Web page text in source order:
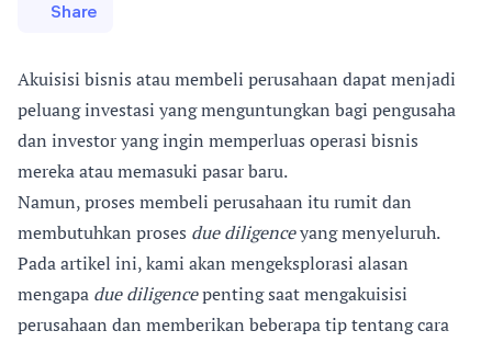
Share
Akuisisi bisnis atau membeli perusahaan dapat menjadi
peluang investasi yang menguntungkan bagi pengusaha
dan investor yang ingin memperluas operasi bisnis
mereka atau memasuki pasar baru.
Namun, proses membeli perusahaan itu rumit dan
membutuhkan proses due diligenceyang menyeluruh.
Pada artikel ini, kami akan mengeksplorasi alasan
mengapa due diligencepenting saat mengakuisisi
perusahaan dan memberikan beberapa tip tentang cara